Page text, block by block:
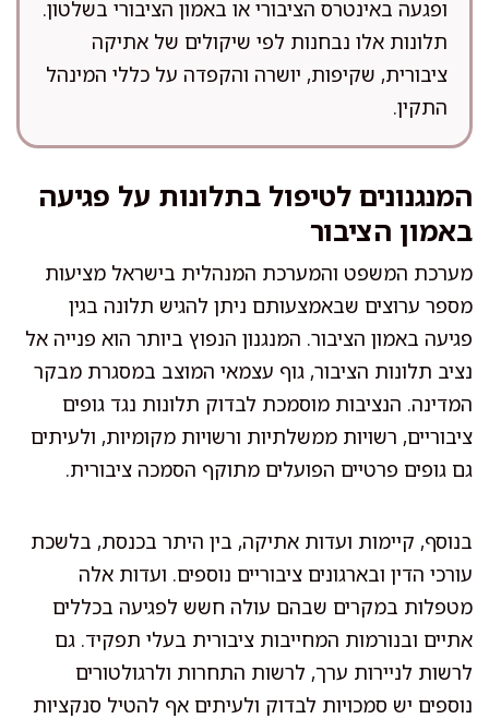
ופגעה באינטרס הציבורי או באמון הציבורי בשלטון.
תלונות אלו נבחנות לפי שיקולים של אתיקה
ציבורית, שקיפות, יושרה והקפדה על כללי המינהל
התקין.
המנגנונים לטיפול בתלונות על פגיעה
באמון הציבור
מערכת המשפט והמערכת המנהלית בישראל מציעות
מספר ערוצים שבאמצעותם ניתן להגיש תלונה בגין
פגיעה באמון הציבור. המנגנון הנפוץ ביותר הוא פנייה אל
נציב תלונות הציבור, גוף עצמאי המוצב במסגרת מבקר
המדינה. הנציבות מוסמכת לבדוק תלונות נגד גופים
ציבוריים, רשויות ממשלתיות ורשויות מקומיות, ולעיתים
גם גופים פרטיים הפועלים מתוקף הסמכה ציבורית.
בנוסף, קיימות ועדות אתיקה, בין היתר בכנסת, בלשכת
עורכי הדין ובארגונים ציבוריים נוספים. ועדות אלה
מטפלות במקרים שבהם עולה חשש לפגיעה בכללים
אתיים ובנורמות המחייבות ציבורית בעלי תפקיד. גם
לרשות לניירות ערך, לרשות התחרות ולרגולטורים
נוספים יש סמכויות לבדוק ולעיתים אף להטיל סנקציות